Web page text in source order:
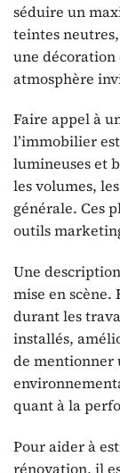
séduire un
teintes
une décoration
atmosphère
Faire appel à
l’immobilier
lumineuses et
les volumes,
générale. Ces
outils
Une
mise en
durant les
installés,
de mentionner
quant à la
Pour aider à
rénovation, il